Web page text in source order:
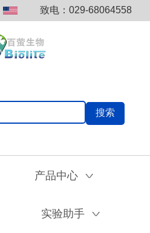
致电：029-68064558
搜索
产品中心 V
实验助手 V